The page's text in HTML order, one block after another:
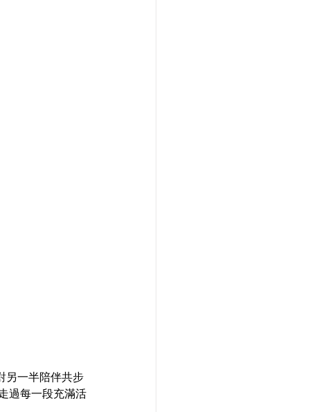
另一半陪伴共步
過每一段充滿活